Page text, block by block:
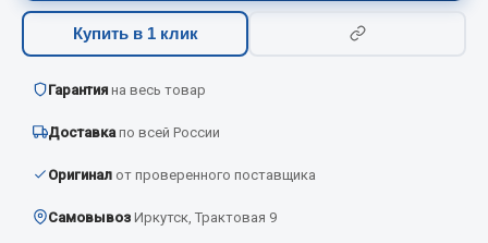
Вымпела
Показать ещё
Весь раздел
Смазочные материалы
Масла
Купить в 1 клик
Гарантия на весь товар
Доставка по всей России
Оригинал от проверенного поставщика
Самовывоз Иркутск, Трактовая 9